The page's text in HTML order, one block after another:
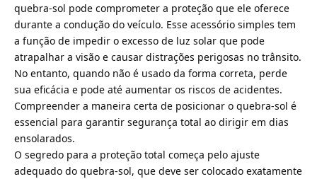
quebra-sol pode comprometer a proteção que ele oferece
durante a condução do veículo. Esse acessório simples tem
a função de impedir o excesso de luz solar que pode
atrapalhar a visão e causar distrações perigosas no trânsito.
No entanto, quando não é usado da forma correta, perde
sua eficácia e pode até aumentar os riscos de acidentes.
Compreender a maneira certa de posicionar o quebra-sol é
essencial para garantir segurança total ao dirigir em dias
ensolarados.
O segredo para a proteção total começa pelo ajuste
adequado do quebra-sol, que deve ser colocado exatamente